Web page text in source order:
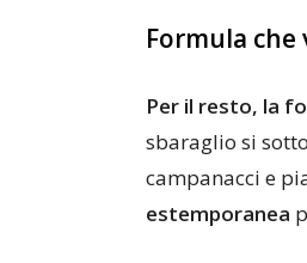
Formula che
Per il resto, la
sbaraglio si
campanacci e
estemporanea